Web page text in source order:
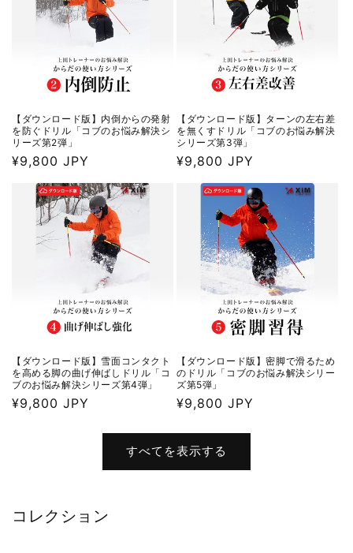
【ダウンロード版】内倒からの発射
を防ぐドリル「コブのお悩み解決シ
リーズ第2弾」
通
¥9,800 JPY
【ダウンロード版】ターンの左右差
を無くすドリル「コブのお悩み解決
シリーズ第3弾」
通
¥9,800 JPY
【ダウンロード版】雪面コンタクト
を高める脚の曲げ伸ばしドリル「コ
ブのお悩み解決シリーズ第4弾」
通
¥9,800 JPY
【ダウンロード版】密脚で滑るため
のドリル「コブのお悩み解決シリー
ズ第5弾」
通
価
格
¥9,800 JPY
すべてを表示する
コレクション